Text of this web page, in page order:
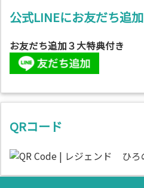
公式LINEにお友だち追加
お友だち追加３大特典付き
QRコード